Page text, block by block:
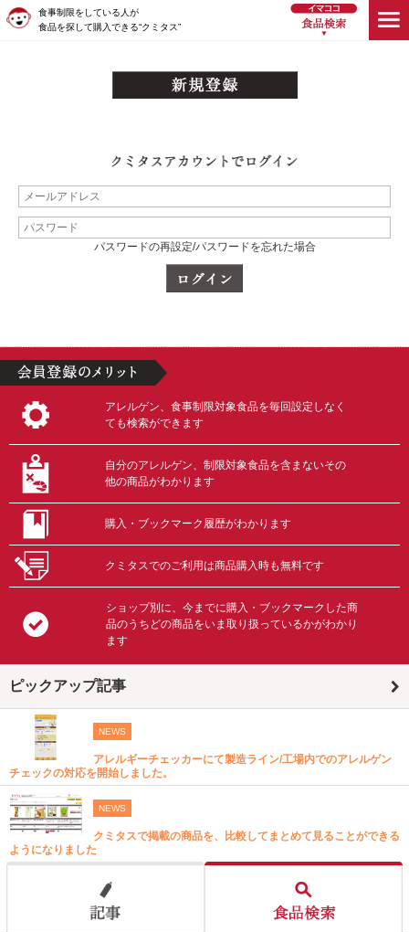
食事制限をしている人が
食品を探して購入できる“クミタス”
パスワードの再設定/パスワードを忘れた場合
アレルゲン、食事制限対象食品を毎回設定しなく
ても検索ができます
自分のアレルゲン、制限対象食品を含まないその
他の商品がわかります
購入・ブックマーク履歴がわかります
クミタスでのご利用は商品購入時も無料です
ショップ別に、今までに購入・ブックマークした商
品のうちどの商品をいま取り扱っているかがわかり
ます
ピックアップ記事
NEWS
アレルギーチェッカーにて製造ライン/工場内でのアレルゲン
チェックの対応を開始しました。
NEWS
クミタスで掲載の商品を、比較してまとめて見ることができる
ようになりました